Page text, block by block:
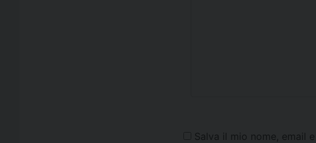
Salva il mio nome, email